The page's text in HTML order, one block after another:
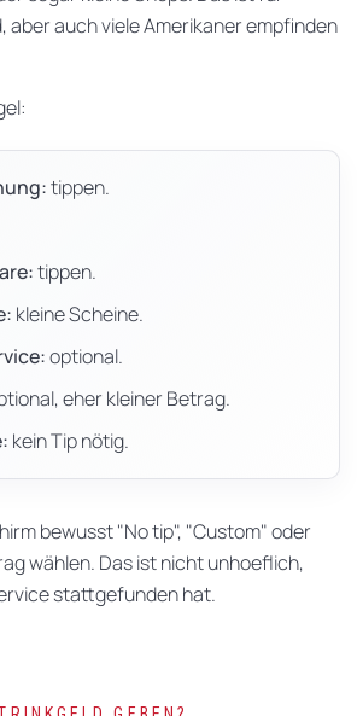
aber auch viele Amerikaner empfinden
tippen.
tippen.
kleine Scheine.
optional.
eher kleiner Betrag.
kein Tip nötig.
bewusst "No tip", "Custom" oder
wählen. Das ist nicht unhoeflich,
stattgefunden hat.